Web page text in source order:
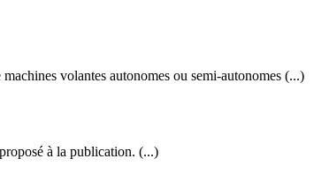
volantes autonomes ou semi-autonomes (...)
à la publication. (...)